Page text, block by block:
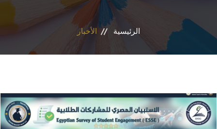
الدوريات العلمية
الكلمة الافتتاحية للخطة الاستراتيجية ٢٠٢٤-٢٠٢٩
الرئيسية الأخبار